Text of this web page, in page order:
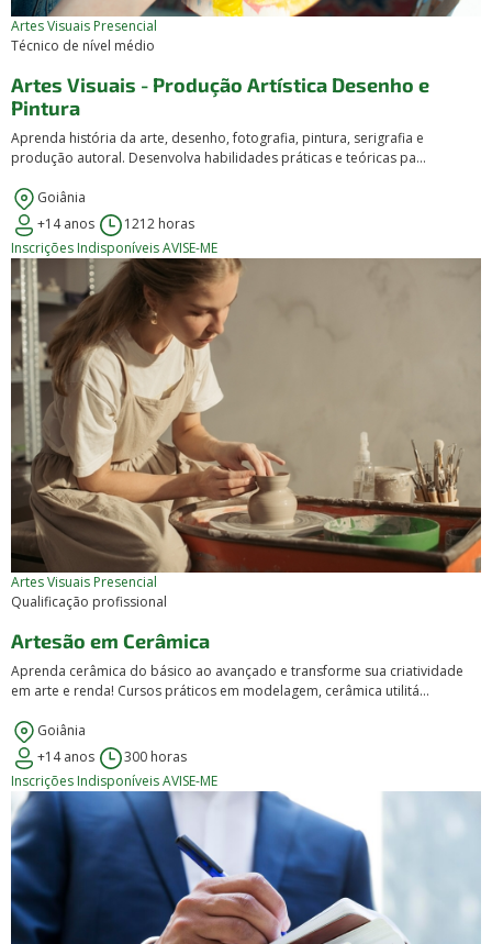
Artes Visuais Presencial
Técnico de nível médio
Artes Visuais - Produção Artística Desenho e
Pintura
Aprenda história da arte, desenho, fotografia, pintura, serigrafia e
produção autoral. Desenvolva habilidades práticas e teóricas pa...
Goiânia
+14 anos
1212 horas
Inscrições IndisponíveisAVISE-ME
Artes Visuais Presencial
Qualificação profissional
Artesão em Cerâmica
Aprenda cerâmica do básico ao avançado e transforme sua criatividade
em arte e renda! Cursos práticos em modelagem, cerâmica utilitá...
Goiânia
+14 anos
300 horas
Inscrições IndisponíveisAVISE-ME